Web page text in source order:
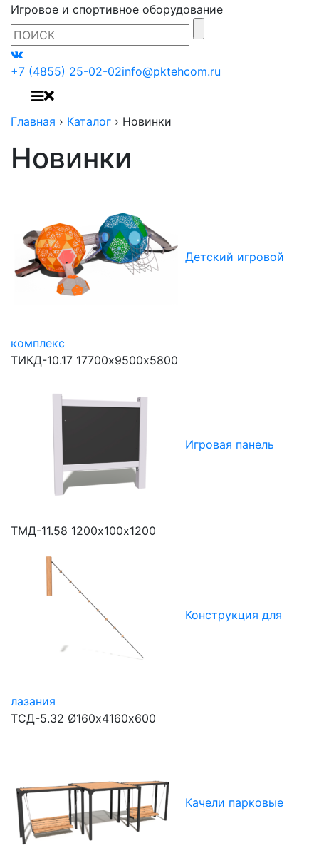
Игровое и спортивное оборудование
+7 (4855) 25-02-02info@pktehcom.ru
Главная › Каталог › Новинки
Новинки
Детский игровой
комплекс
ТИКД-10.17 17700х9500х5800
Игровая панель
ТМД-11.58 1200х100х1200
Конструкция для
лазания
ТСД-5.32 Ø160х4160х600
Качели парковые